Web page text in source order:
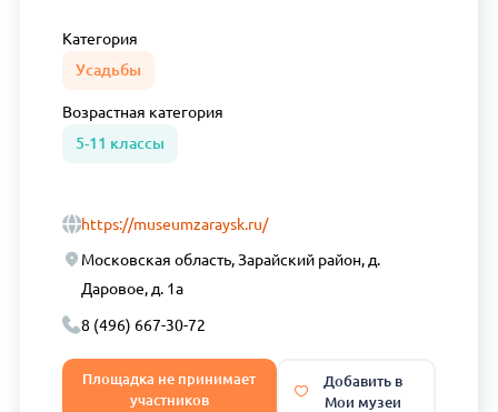
Категория
Усадьбы
Возрастная категория
5-11 классы
https://museumzaraysk.ru/
Московская область, Зарайский район, д.
Даровое, д. 1а
8 (496) 667-30-72
Площадка не принимает
участников
Добавить в
Мои музеи